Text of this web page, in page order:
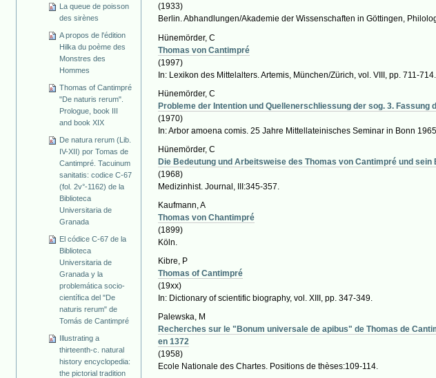
La queue de poisson
des sirènes
A propos de l'édition
Hilka du poème des
Monstres des
Hommes
Thomas of Cantimpré
"De naturis rerum".
Prologue, book III
and book XIX
De natura rerum (Lib.
IV-XII) por Tomas de
Cantimpré. Tacuinum
sanitatis: codice C-67
(fol. 2v°-1162) de la
Biblioteca
Universitaria de
Granada
El códice C-67 de la
Biblioteca
Universitaria de
Granada y la
problemática socio-
científica del "De
naturis rerum" de
Tomás de Cantimpré
Illustrating a
thirteenth-c. natural
history encyclopedia:
the pictorial tradition
(1933)
Berlin. Abhandlungen/Akademie der Wissenschaften in Göttingen,
Hünemörder, C
Thomas von Cantimpré
(1997)
In: Lexikon des Mittelalters. Artemis, München/Zürich, vol. VIII, pp. 711-714.
Hünemörder, C
Probleme der Intention und Quellenerschliessung der sog. 3.
(1970)
In: Arbor amoena comis. 25 Jahre Mittellateinisches Seminar in Bonn
Hünemörder, C
Die Bedeutung und Arbeitsweise des Thomas von Cantimpré und
(1968)
Medizinhist. Journal, III:345-357.
Kaufmann, A
Thomas von Chantimpré
(1899)
Köln.
Kibre, P
Thomas of Cantimpré
(19xx)
In: Dictionary of scientific biography, vol. XIII, pp. 347-349.
Palewska, M
Recherches sur le "Bonum universale de apibus" de Thomas de
en 1372
(1958)
Ecole Nationale des Chartes. Positions de thèses:109-114.